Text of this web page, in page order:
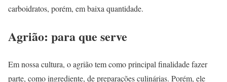
carboidratos, porém, em baixa quantidade.
Agrião: para que serve
Em nossa cultura, o agrião tem como principal finalidade fazer
parte, como ingrediente, de preparações culinárias. Porém, ele